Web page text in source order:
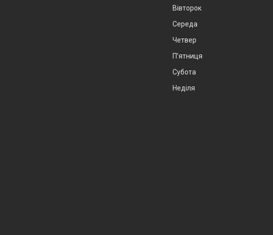
Вівторок
Середа
Четвер
Пʼятниця
Субота
Неділя